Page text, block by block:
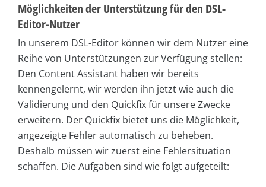
Möglichkeiten der Unterstützung für den DSL-
Editor-Nutzer
In unserem DSL-Editor können wir dem Nutzer eine
Reihe von Unterstützungen zur Verfügung stellen:
Den Content Assistant haben wir bereits
kennengelernt, wir werden ihn jetzt wie auch die
Validierung und den Quickfix für unsere Zwecke
erweitern. Der Quickfix bietet uns die Möglichkeit,
angezeigte Fehler automatisch zu beheben.
Deshalb müssen wir zuerst eine Fehlersituation
schaffen. Die Aufgaben sind wie folgt aufgeteilt: